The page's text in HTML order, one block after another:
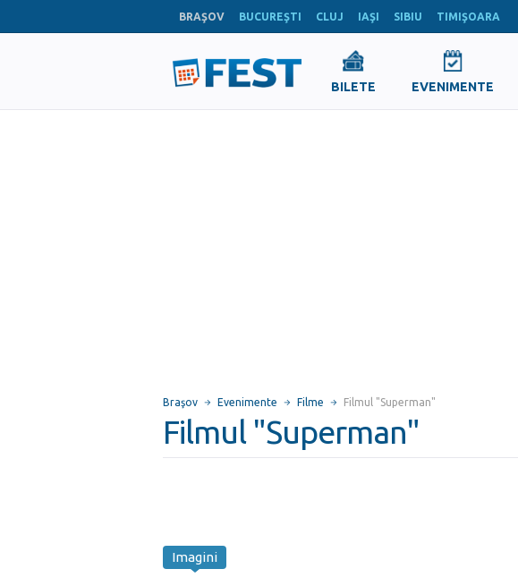
BRAŞOV BUCUREŞTI CLUJ IAŞI SIBIU TIMIŞOARA
BILETE EVENIMENTE
Braşov Evenimente Filme Filmul "Superman"
Filmul "Superman"
Imagini